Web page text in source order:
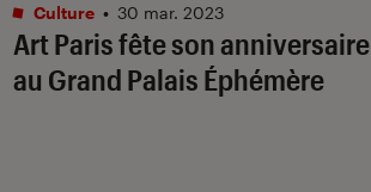
Art Paris fête son anniversaire
au Grand Palais Éphémère
Culture • 30 mar. 2023